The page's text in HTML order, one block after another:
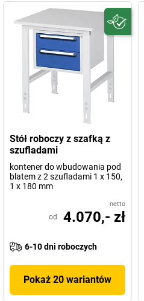
Stół roboczy z szafką z
szufladami
kontener do wbudowania pod
blatem z 2 szufladami 1 x 150,
1 x 180 mm
netto
od 4.070,- zł
6-10 dni roboczych
Pokaż 20 wariantów